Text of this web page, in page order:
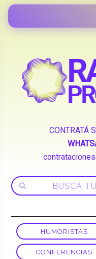
CONTRATÁ
HUMORISTAS
CONFERENCIAS